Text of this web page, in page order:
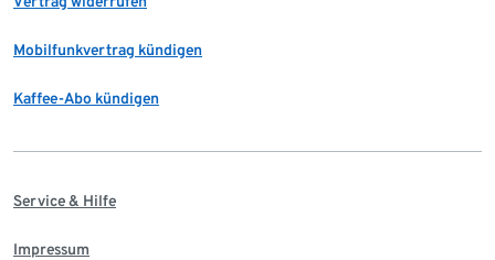
Mobilfunkvertrag kündigen
Kaffee-Abo kündigen
Service & Hilfe
Impressum